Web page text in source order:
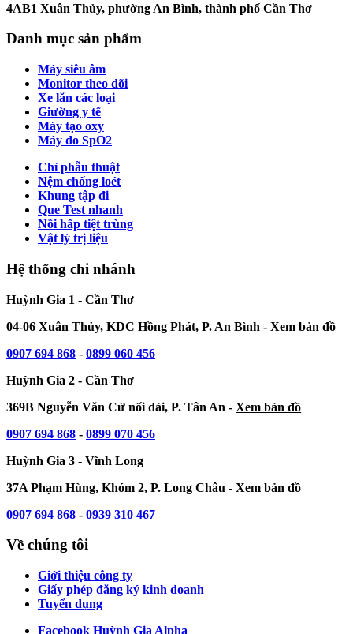
4AB1 Xuân Thủy, phường An Bình, thành phố Cần Thơ
Danh mục sản phẩm
Máy siêu âm
Monitor theo dõi
Xe lăn các loại
Giường y tế
Máy tạo oxy
Máy đo SpO2
Chỉ phẫu thuật
Nệm chống loét
Khung tập đi
Que Test nhanh
Nồi hấp tiệt trùng
Vật lý trị liệu
Hệ thống chi nhánh
Huỳnh Gia 1 - Cần Thơ
04-06 Xuân Thủy, KDC Hồng Phát, P. An Bình - Xem bản đồ
0907 694 868 - 0899 060 456
Huỳnh Gia 2 - Cần Thơ
369B Nguyễn Văn Cừ nối dài, P. Tân An - Xem bản đồ
0907 694 868 - 0899 070 456
Huỳnh Gia 3 - Vĩnh Long
37A Phạm Hùng, Khóm 2, P. Long Châu - Xem bản đồ
0907 694 868 - 0939 310 467
Về chúng tôi
Giới thiệu công ty
Giấy phép đăng ký kinh doanh
Tuyển dụng
Facebook Huỳnh Gia Alpha